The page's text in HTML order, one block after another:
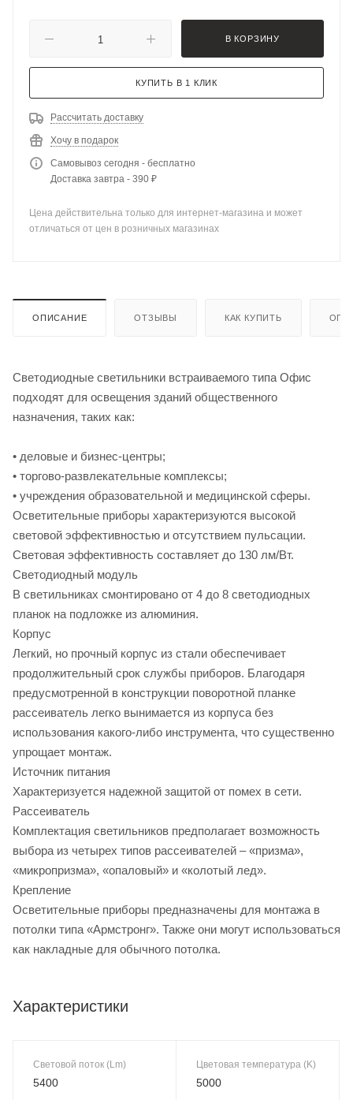
В КОРЗИНУ
КУПИТЬ В 1 КЛИК
Рассчитать доставку
Хочу в подарок
Самовывоз сегодня - бесплатно
Доставка завтра - 390 ₽
Цена действительна только для интернет-магазина и может
отличаться от цен в розничных магазинах
ОПИСАНИЕ ОТЗЫВЫ КАК КУПИТЬ
Светодиодные светильники встраиваемого типа Офис
подходят для освещения зданий общественного
назначения, таких как:
• деловые и бизнес-центры;
• торгово-развлекательные комплексы;
• учреждения образовательной и медицинской сферы.
Осветительные приборы характеризуются высокой
световой эффективностью и отсутствием пульсации.
Световая эффективность составляет до 130 лм/Вт.
Светодиодный модуль
В светильниках смонтировано от 4 до 8 светодиодных
планок на подложке из алюминия.
Корпус
Легкий, но прочный корпус из стали обеспечивает
продолжительный срок службы приборов. Благодаря
предусмотренной в конструкции поворотной планке
рассеиватель легко вынимается из корпуса без
использования какого-либо инструмента, что существенно
упрощает монтаж.
Источник питания
Характеризуется надежной защитой от помех в сети.
Рассеиватель
Комплектация светильников предполагает возможность
выбора из четырех типов рассеивателей – «призма»,
«микропризма», «опаловый» и «колотый лед».
Крепление
Осветительные приборы предназначены для монтажа в
потолки типа «Армстронг». Также они могут использоваться
как накладные для обычного потолка.
Характеристики
Световой поток (Lm)
5400
Цветовая температура (K)
5000